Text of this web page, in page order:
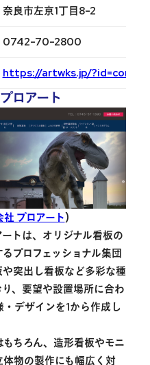
奈良市左京1丁目8-2
0742-70-2800
https://artwks.jp/
ロアート
プロアート）
トは、オリジナル看板の
プロフェッショナル集団
突出し看板など多彩な種
、要望や設置場所に合わ
デザインを1から作成し
ちろん、造形看板やモニ
体物の製作にも幅広く対